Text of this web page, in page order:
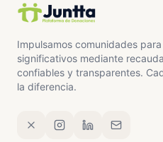
Impulsamos comunidades
significativos mediante
confiables y transparentes.
la diferencia.